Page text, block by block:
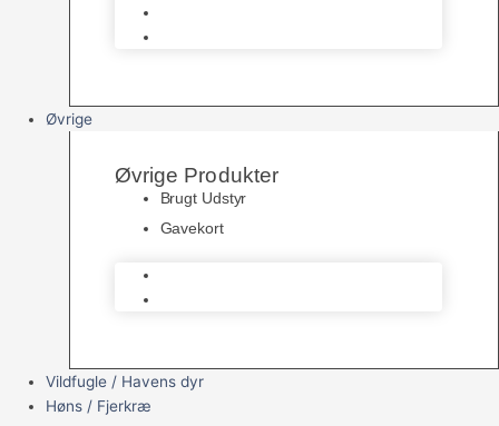
Øvrige
Øvrige Produkter
Brugt Udstyr
Gavekort
Vildfugle / Havens dyr
Høns / Fjerkræ